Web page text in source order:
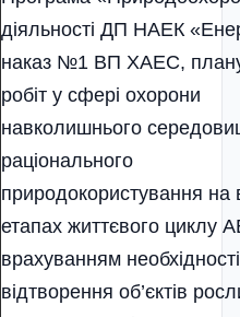
діяльності ДП НАЕК
наказ №1 ВП ХАЕС,
робіт у сфері охорони
навколишнього
раціонального
природокористування на
етапах життєвого циклу
врахуванням необхідності
відтворення об’єктів